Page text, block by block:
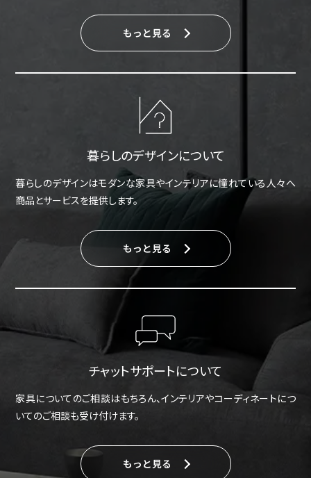
もっと見る
暮らしのデザインについて
暮らしのデザインはモダンな家具やインテリアに憧れている人々へ
商品とサービスを提供します。
もっと見る
チャットサポートについて
家具についてのご相談はもちろん、インテリアやコーディネートにつ
いてのご相談も受け付けます。
もっと見る